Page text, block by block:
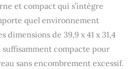
réseau et vos e-mails
pour des flux de travail
ininterrompus,
imprimante compacte,
impression de
documents
et compact qui s’intègre
quel environnement
dimensions de 39,9 x 41 x 31,4
compacte pour
sans encombrement excessif.